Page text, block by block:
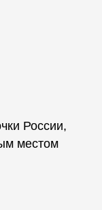
России,
местом